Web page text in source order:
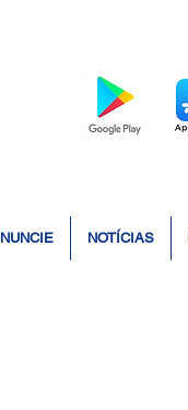
NOTÍCIAS